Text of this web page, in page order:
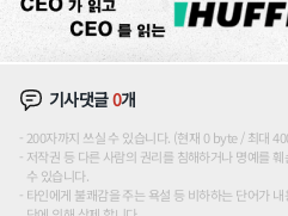
기사댓글0개
200자까지 쓰실 수 있습니다. (현재 0 byte / 최대
저작권 등 다른 사람의 권리를 침해하거나 명예를
수 있습니다.
타인에게 불쾌감을 주는 욕설 등 비하하는 단어가